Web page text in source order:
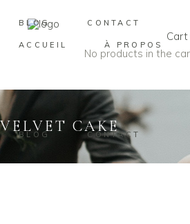
ACCUEIL À PROPOS
BLOG CONTACT
Cart
No products in the
BLOG CONTACT
VELVET CAKE